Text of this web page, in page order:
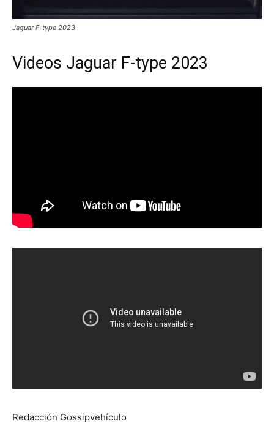
Jaguar F-type 2023
Videos Jaguar F-type 2023
Redacción Gossipvehículo